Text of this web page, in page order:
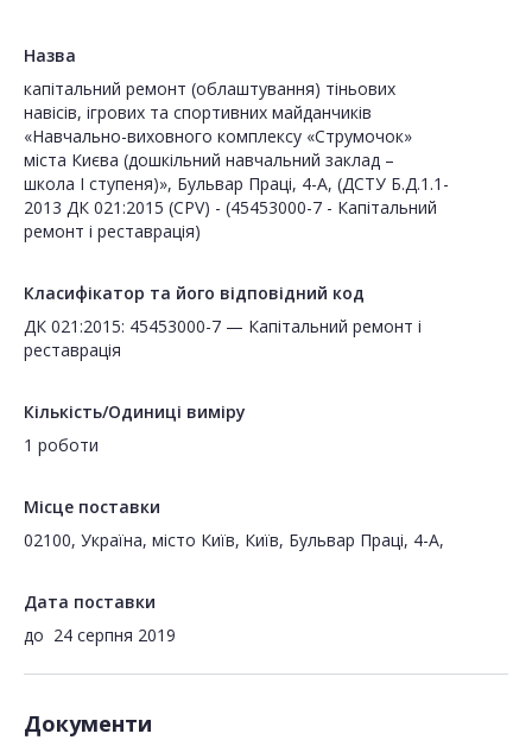
Назва
капітальний ремонт (облаштування) тіньових
навісів, ігрових та спортивних майданчиків
«Навчально-виховного комплексу «Струмочок»
міста Києва (дошкільний навчальний заклад –
школа І ступеня)», Бульвар Праці, 4-А, (ДСТУ Б.Д.1.1-
2013 ДК 021:2015 (CPV) - (45453000-7 - Капітальний
ремонт і реставрація)
Класифікатор та його відповідний код
ДК 021:2015: 45453000-7 — Капітальний ремонт і
реставрація
Кількість/Одиниці виміру
1 роботи
Місце поставки
02100, Україна, місто Київ, Київ, Бульвар Праці, 4-А,
Дата поставки
до 24 серпня 2019
Документи